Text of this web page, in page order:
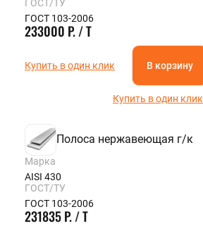
ROSTOV@STALTEKA.RU
ГОСТ/ТУ
ГОСТ 103-2006
233000 Р. / Т
Купить в один клик В корзину
Купить в один клик
Полоса нержавеющая г/к
Марка
AISI 430
ГОСТ/ТУ
ГОСТ 103-2006
231835 Р. / Т